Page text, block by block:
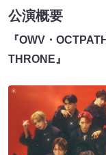
公演概要
『OWV・
THRONE』